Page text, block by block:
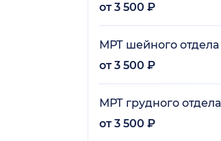
от 3 500 ₽
МРТ шейного
от 3 500 ₽
МРТ грудного
от 3 500 ₽